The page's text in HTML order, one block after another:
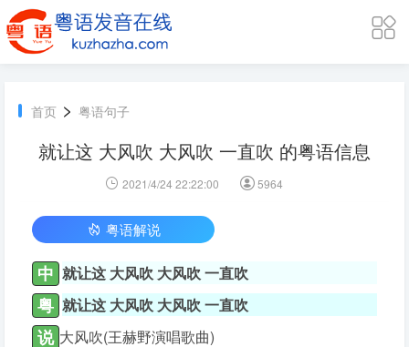
首页 > 粤语句子
就让这 大风吹 大风吹 一直吹 的粤语信息
2021/4/24 22:22:00 5964
粤语解说
中 就让这 大风吹 大风吹 一直吹
粤 就让这 大风吹 大风吹 一直吹
说 大风吹(王赫野演唱歌曲)